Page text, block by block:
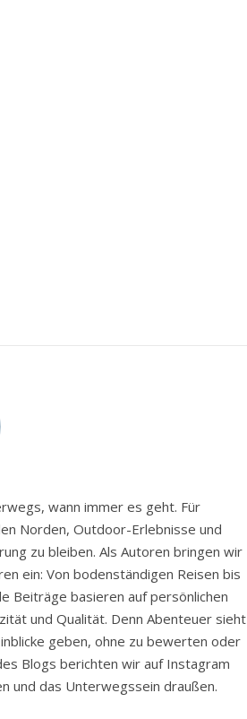
wann immer es geht. Für
Norden, Outdoor-Erlebnisse und
zu bleiben. Als Autoren bringen wir
ein: Von bodenständigen Reisen bis
Beiträge basieren auf persönlichen
und Qualität. Denn Abenteuer sieht
geben, ohne zu bewerten oder
Blogs berichten wir auf Instagram
und das Unterwegssein draußen.